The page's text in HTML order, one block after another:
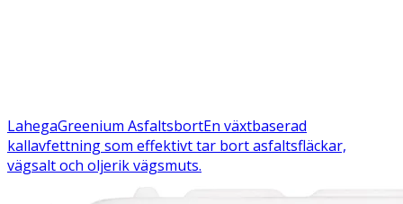
LahegaGreenium AsfaltsbortEn växtbaserad
kallavfettning som effektivt tar bort asfaltsfläckar,
vägsalt och oljerik vägsmuts.